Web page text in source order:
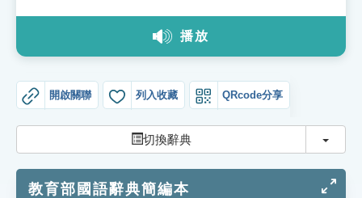
教學應用
貓頭鷹博士
播放
開啟關聯 列入收藏 QRcode分享
切換辭典 切換
教育部國語辭典簡編本